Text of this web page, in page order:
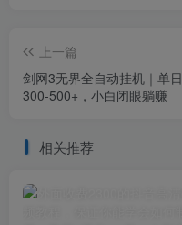
上一篇
剑网3无界全自动挂机｜单日
300-500+，小白闭眼躺赚
相关推荐